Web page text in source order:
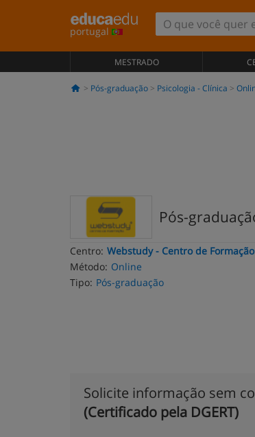
portugal
MESTRADO
Pós-graduação Psicologia - Clínica
Pós-
Centro: Webstudy - Centro de
Método: Online
Tipo: Pós-graduação
Solicite informação sem
(Certificado pela DGERT)